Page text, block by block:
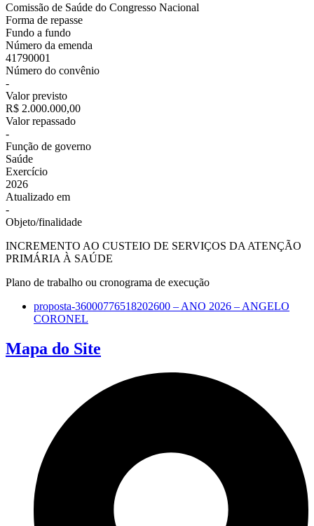
Comissão de Saúde do Congresso Nacional
Forma de repasse
Fundo a fundo
Número da emenda
41790001
Número do convênio
-
Valor previsto
R$ 2.000.000,00
Valor repassado
-
Função de governo
Saúde
Exercício
2026
Atualizado em
-
Objeto/finalidade
INCREMENTO AO CUSTEIO DE SERVIÇOS DA ATENÇÃO
PRIMÁRIA À SAÚDE
Plano de trabalho ou cronograma de execução
proposta-36000776518202600 – ANO 2026 – ANGELO
CORONEL
Mapa do Site